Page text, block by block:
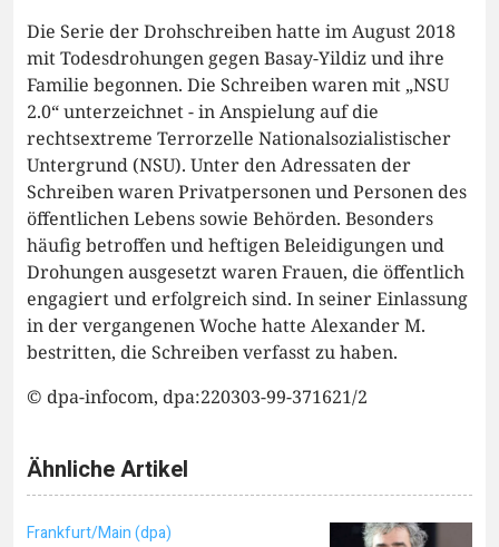
Die Serie der Drohschreiben hatte im August 2018
mit Todesdrohungen gegen Basay-Yildiz und ihre
Familie begonnen. Die Schreiben waren mit „NSU
2.0“ unterzeichnet - in Anspielung auf die
rechtsextreme Terrorzelle Nationalsozialistischer
Untergrund (NSU). Unter den Adressaten der
Schreiben waren Privatpersonen und Personen des
öffentlichen Lebens sowie Behörden. Besonders
häufig betroffen und heftigen Beleidigungen und
Drohungen ausgesetzt waren Frauen, die öffentlich
engagiert und erfolgreich sind. In seiner Einlassung
in der vergangenen Woche hatte Alexander M.
bestritten, die Schreiben verfasst zu haben.
© dpa-infocom, dpa:220303-99-371621/2
Ähnliche Artikel
Frankfurt/Main (dpa)